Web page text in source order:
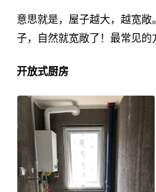
意思就是，屋子越大，越宽
子，自然就宽敞了！最常见的
开放式厨房